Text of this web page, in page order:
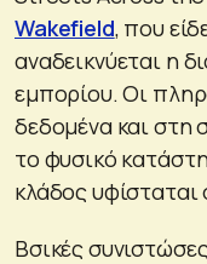
Wakefield, που
αναδεικνύεται η
εμπορίου. Οι
δεδομένα και στη
το φυσικό
κλάδος
Βσικές